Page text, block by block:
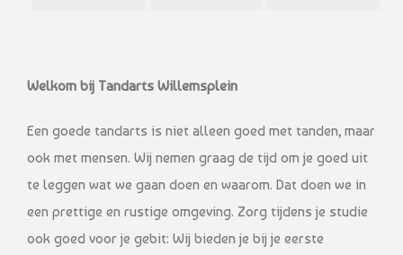
Welkom bij Tandarts Willemsplein
Een goede tandarts is niet alleen goed met tanden, maar
ook met mensen. Wij nemen graag de tijd om je goed uit
te leggen wat we gaan doen en waarom. Dat doen we in
een prettige en rustige omgeving. Zorg tijdens je studie
ook goed voor je gebit: Wij bieden je bij je eerste